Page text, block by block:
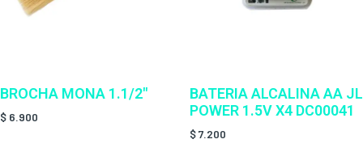
BROCHA MONA 1.1/2″
$ 6.900
BATERIA ALCALINA AA JL
POWER 1.5V X4 DC00041
$7.200